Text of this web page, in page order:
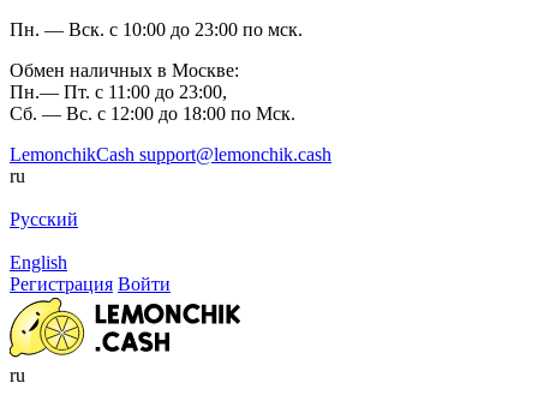
Пн. — Вск. с 10:00 до 23:00 по мск.
Обмен наличных в Москве:
Пн.— Пт. с 11:00 до 23:00,
Сб. — Вс. с 12:00 до 18:00 по Мск.
LemonchikCash support@lemonchik.cash
ru
Русский
English
Регистрация Войти
ru